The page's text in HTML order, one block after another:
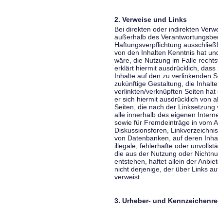
2. Verweise und Links
Bei direkten oder indirekten
außerhalb des
Haftungsverpflichtung
von den Inhalten Kenntnis hat
wäre, die Nutzung im Falle
erklärt hiermit ausdrücklich,
Inhalte auf den zu verlinkenden
zukünftige Gestaltung, die
verlinkten/verknüpften Seiten
er sich hiermit ausdrücklich von
Seiten, die nach der
alle innerhalb des eigenen
sowie für Fremdeinträge in vom
Diskussionsforen,
von Datenbanken, auf deren
illegale, fehlerhafte oder
die aus der Nutzung oder
entstehen, haftet allein der
nicht derjenige, der über Links
verweist.
3. Urheber- und